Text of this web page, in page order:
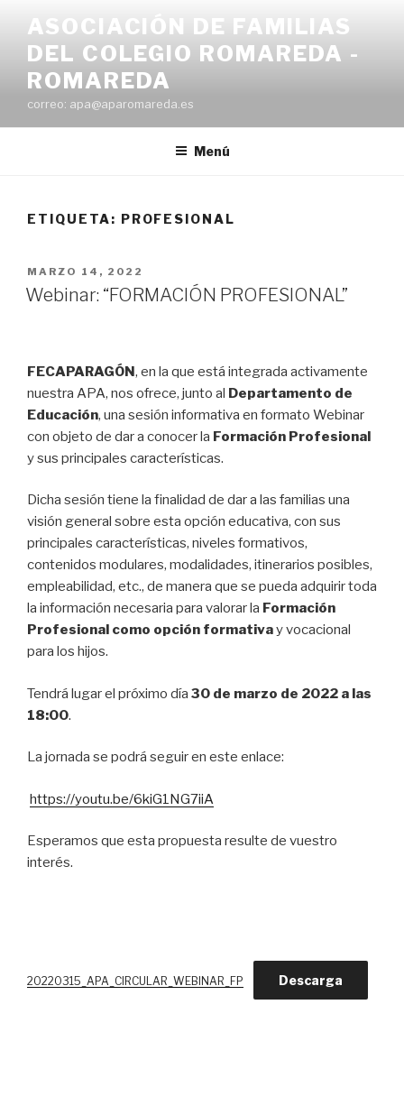
contenido
ASOCIACIÓN DE FAMILIAS
DEL COLEGIO ROMAREDA -
ROMAREDA
correo: apa@aparomareda.es
Menú
ETIQUETA: PROFESIONAL
PUBLICADO
EL
MARZO 14, 2022
Webinar: “FORMACIÓN PROFESIONAL”
FECAPARAGÓN, en la que está integrada activamente
nuestra APA, nos ofrece, junto al Departamento de
Educación, una sesión informativa en formato Webinar
con objeto de dar a conocer la Formación Profesional
y sus principales características.
Dicha sesión tiene la finalidad de dar a las familias una
visión general sobre esta opción educativa, con sus
principales características, niveles formativos,
contenidos modulares, modalidades, itinerarios posibles,
empleabilidad, etc., de manera que se pueda adquirir toda
la información necesaria para valorar la Formación
Profesional como opción formativay vocacional
para los hijos.
Tendrá lugar el próximo día 30 de marzo de 2022 a las
18:00.
La jornada se podrá seguir en este enlace:
https://youtu.be/6kiG1NG7iiA
Esperamos que esta propuesta resulte de vuestro
interés.
20220315_APA_CIRCULAR_WEBINAR_FP Descarga